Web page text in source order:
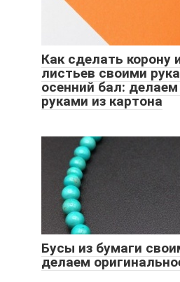
Как сделать корону
листьев своими
осенний бал:
руками из картона
Бусы из бумаги
делаем